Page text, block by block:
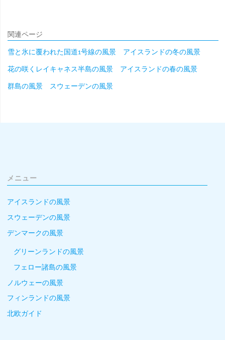
関連ページ
雪と氷に覆われた国道1号線の風景 アイスランドの冬の風景
花の咲くレイキャネス半島の風景 アイスランドの春の風景
群島の風景 スウェーデンの風景
メニュー
アイスランドの風景
スウェーデンの風景
デンマークの風景
グリーンランドの風景
フェロー諸島の風景
ノルウェーの風景
フィンランドの風景
北欧ガイド